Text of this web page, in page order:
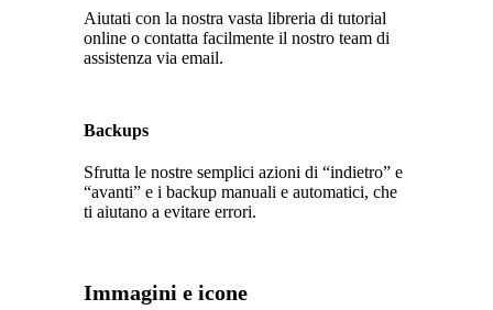
Aiutati con la nostra vasta libreria di tutorial
online o contatta facilmente il nostro team di
assistenza via email.
Backups
Sfrutta le nostre semplici azioni di “indietro” e
“avanti” e i backup manuali e automatici, che
ti aiutano a evitare errori.
Immagini e icone